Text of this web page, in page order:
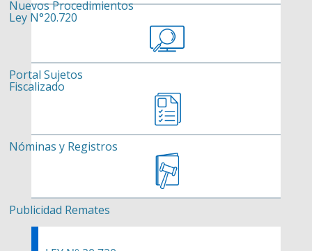
Nuevos Procedimientos
Ley N°20.720
Portal Sujetos
Fiscalizado
Nóminas y Registros
Publicidad Remates